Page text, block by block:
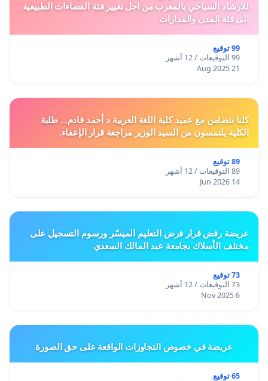
للارشاد السياحي بالمغرب من اجل تغيير فئة الفضاءات الطبيعية
الى فئة المدن والمدارات
99 توقيع
99 التوقيعات / 12 أشهر
21 Aug 2025
كلنا نتضامن مع عميد كلية اللغة العربية د أحمد قادم... طلبة
الكلية يلتمسون من السيد الوزير مراجعة قرار الإعفاء.
89 توقيع
89 التوقيعات / 12 أشهر
14 Jun 2026
عريضة رفض قرار فرض التعليم الميسّر ورسوم التسجيل على
مختلف الأسلاك بجامعة عبد المالك السعدي
73 توقيع
73 التوقيعات / 12 أشهر
6 Nov 2025
عريضة في خصوص التجاوزات الواقعة على حق الصورة
65 توقيع